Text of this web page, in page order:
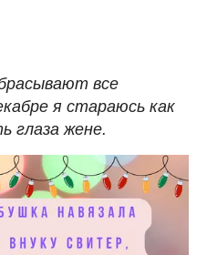
все
я стараюсь как
глаза жене.